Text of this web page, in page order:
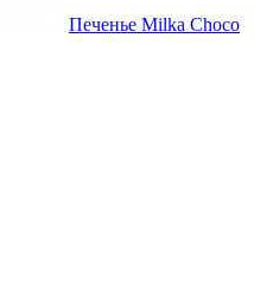
Печенье Milka Choco